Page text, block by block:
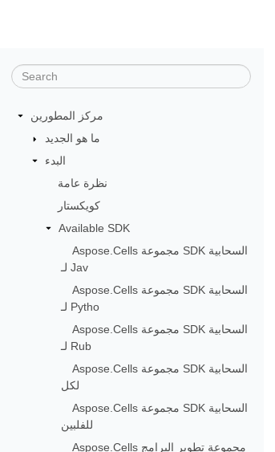
مركز المطورين
ما هو الجديد
البدء
نظرة عامة
كويكستار
Available SDK
Aspose.Cells مجموعة SDK السحابية
لـ Jav
Aspose.Cells مجموعة SDK السحابية
لـ Pytho
Aspose.Cells مجموعة SDK السحابية
لـ Rub
Aspose.Cells مجموعة SDK السحابية
لكل
Aspose.Cells مجموعة SDK السحابية
للفلبين
Aspose.Cells مجموعة تطوير البرامج